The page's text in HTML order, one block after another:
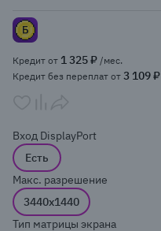
Кредит от 1 325 ₽ /мес.
Кредит без переплат от 3 109 ₽
Вход DisplayPort
Есть
Макс. разрешение
3440x1440
Тип матрицы экрана